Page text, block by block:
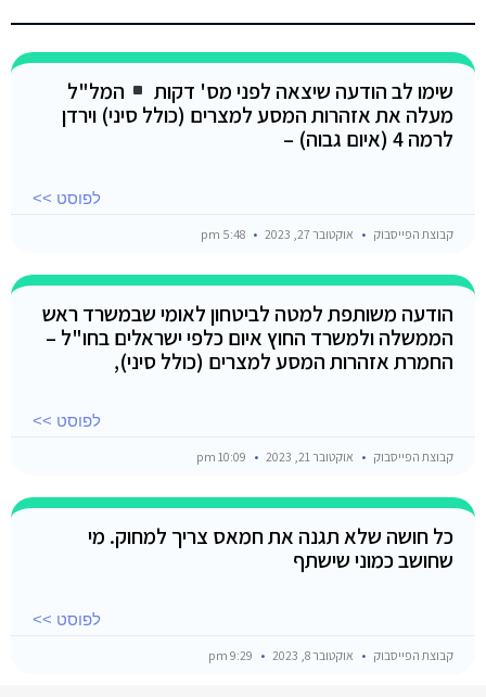
שימו לב הודעה שיצאה לפני מס' דקות
המל"ל
מעלה את אזהרות המסע למצרים (כולל סיני) וירדן
לרמה 4 (איום גבוה) –
לפוסט >>
קבוצת הפייסבוק אוקטובר 27, 2023
הודעה משותפת למטה לביטחון לאומי שבמשרד ראש
הממשלה ולמשרד החוץ איום כלפי ישראלים בחו"ל –
החמרת אזהרות המסע למצרים (כולל סיני),
לפוסט >>
קבוצת הפייסבוק אוקטובר 21, 2023
כל חושה שלא תגנה את חמאס צריך למחוק. מי
שחושב כמוני שישתף
לפוסט >>
קבוצת הפייסבוק אוקטובר 8, 2023